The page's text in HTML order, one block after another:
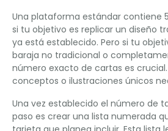
Una plataforma estándar contiene
si tu objetivo es replicar un diseño
ya está establecido. Pero si tu
baraja no tradicional o
número exacto de cartas es
conceptos o ilustraciones únicos
Una vez establecido el número de
paso es crear una lista numerada